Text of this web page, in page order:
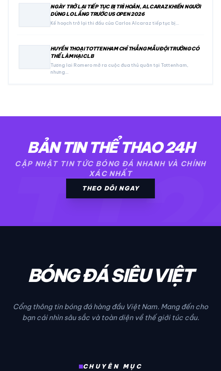
NGÀY TRỞ LẠI TIẾP TỤC BỊ TRÌ HOÃN, ALCARAZ KHIẾN NGƯỜI
DÙNG LO LẮNG TRƯỚC US OPEN 2026
Kế hoạch trở lại thi đấu của Carlos Alcaraz tiếp tục bị…
HUYỀN THOẠI TOTTENHAM CHỈ THẲNG MẪU ĐỘI TRƯỞNG CÓ
THỂ LÀM HẠI CLB
Tương lai Romero mở ra cuộc đua thủ quân tại Tottenham,
nhưng…
BẢN TIN THỂ THAO 24H
CẬP NHẬT TIN TỨC BÓNG ĐÁ NHANH VÀ CHÍNH
XÁC NHẤT
THEO DÕI NGAY
BÓNG ĐÁ SIÊU VIỆT
Cổng thông tin bóng đá hàng đầu Việt Nam. Mang đến cho
bạn cái nhìn sâu sắc và toàn diện về thế giới túc cầu.
CHUYÊN MỤC